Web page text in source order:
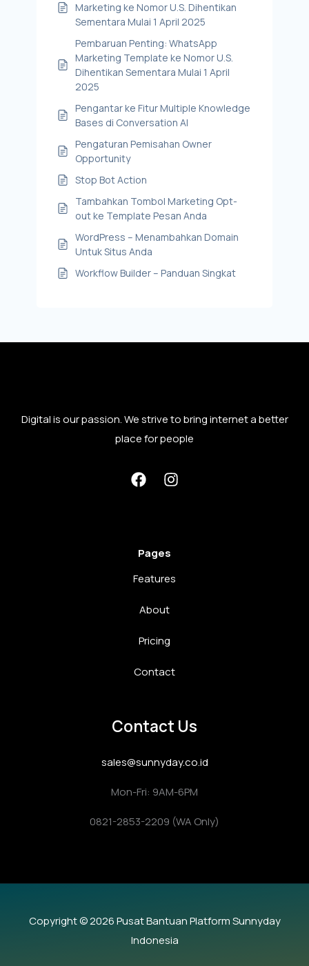
Marketing ke Nomor U.S. Dihentikan
Sementara Mulai 1 April 2025
Pembaruan Penting: WhatsApp
Marketing Template ke Nomor U.S.
Dihentikan Sementara Mulai 1 April
2025
Pengantar ke Fitur Multiple Knowledge
Bases di Conversation AI
Pengaturan Pemisahan Owner
Opportunity
Stop Bot Action
Tambahkan Tombol Marketing Opt-
out ke Template Pesan Anda
WordPress – Menambahkan Domain
Untuk Situs Anda
Workflow Builder – Panduan Singkat
Digital is our passion. We strive to bring internet a better
place for people
Pages
Features
About
Pricing
Contact
Contact Us
sales@sunnyday.co.id
Mon-Fri: 9AM-6PM
0821-2853-2209 (WA Only)
Copyright © 2026 Pusat Bantuan Platform Sunnyday
Indonesia